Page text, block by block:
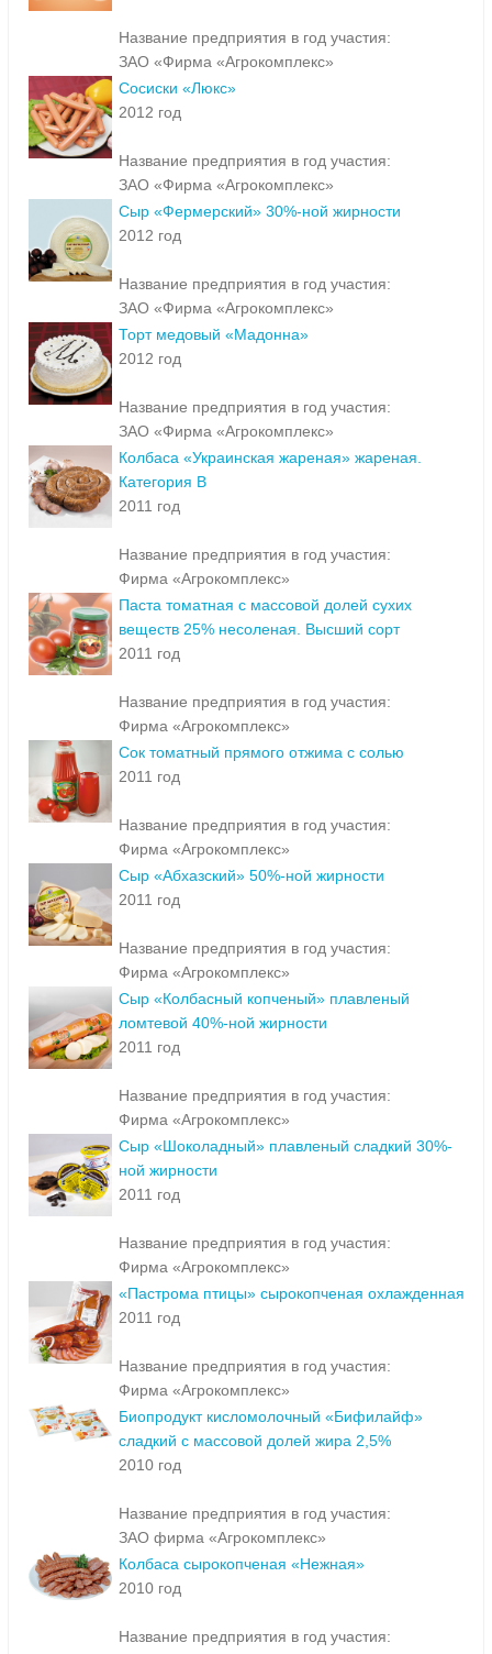
Название предприятия в год участия:
ЗАО «Фирма «Агрокомплекс»
Сосиски «Люкс»
2012 год
Название предприятия в год участия:
ЗАО «Фирма «Агрокомплекс»
Сыр «Фермерский» 30%-ной жирности
2012 год
Название предприятия в год участия:
ЗАО «Фирма «Агрокомплекс»
Торт медовый «Мадонна»
2012 год
Название предприятия в год участия:
ЗАО «Фирма «Агрокомплекс»
Колбаса «Украинская жареная» жареная.
Категория В
2011 год
Название предприятия в год участия:
Фирма «Агрокомплекс»
Паста томатная с массовой долей сухих
веществ 25% несоленая. Высший сорт
2011 год
Название предприятия в год участия:
Фирма «Агрокомплекс»
Сок томатный прямого отжима с солью
2011 год
Название предприятия в год участия:
Фирма «Агрокомплекс»
Сыр «Абхазский» 50%-ной жирности
2011 год
Название предприятия в год участия:
Фирма «Агрокомплекс»
Сыр «Колбасный копченый» плавленый
ломтевой 40%-ной жирности
2011 год
Название предприятия в год участия:
Фирма «Агрокомплекс»
Сыр «Шоколадный» плавленый сладкий 30%-
ной жирности
2011 год
Название предприятия в год участия:
Фирма «Агрокомплекс»
«Пастрома птицы» сырокопченая охлажденная
2011 год
Название предприятия в год участия:
Фирма «Агрокомплекс»
Биопродукт кисломолочный «Бифилайф»
сладкий с массовой долей жира 2,5%
2010 год
Название предприятия в год участия:
ЗАО фирма «Агрокомплекс»
Колбаса сырокопченая «Нежная»
2010 год
Название предприятия в год участия: